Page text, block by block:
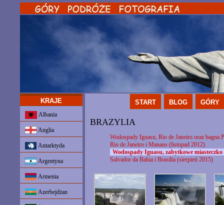
START BLOG GÓRY
KRAJE
Albania
Anglia
Antarktyda
Argentyna
Armenia
Azerbejdżan
BRAZYLIA
Wodospady Iguasu, Rio de Janeiro oraz bagna
Rio de Janeiro i Manaus (listopad 2012)
Wodospady Iguasu, zabytkowe
Salvador da Bahia i Brasilia (sierpień 2015)